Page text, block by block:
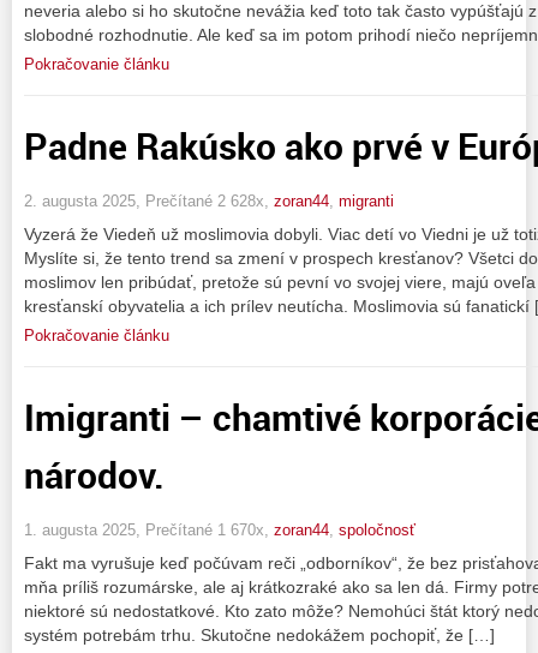
neveria alebo si ho skutočne nevážia keď toto tak často vypúšťajú
slobodné rozhodnutie. Ale keď sa im potom prihodí niečo
Pokračovanie článku
Padne Rakúsko ako prvé v
2. augusta 2025, Prečítané 2 628x, zoran44 migranti
Vyzerá že Viedeň už moslimovia dobyli. Viac detí vo Viedni je už
Myslíte si, že tento trend sa zmení v prospech kresťanov? Všetci
moslimov len pribúdať, pretože sú pevní vo svojej viere, majú
kresťanskí obyvatelia a ich prílev neutícha. Moslimovia sú
Pokračovanie článku
Imigranti – chamtivé
národov.
1. augusta 2025, Prečítané 1 670x, zoran44 spoločnosť
Fakt ma vyrušuje keď počúvam reči „odborníkov“, že bez
mňa príliš rozumárske, ale aj krátkozraké ako sa len dá. Firmy
niektoré sú nedostatkové. Kto zato môže? Nemohúci štát ktorý
systém potrebám trhu. Skutočne nedokážem pochopiť, že […]